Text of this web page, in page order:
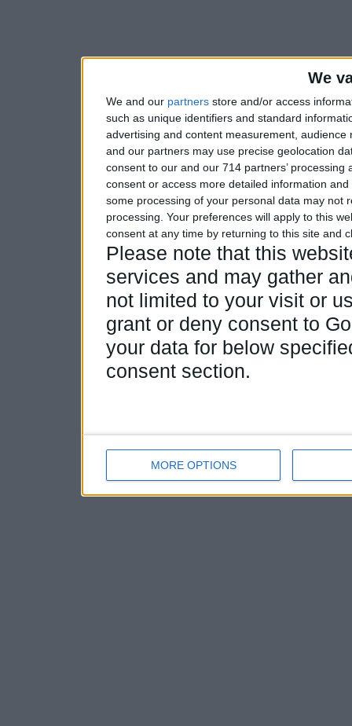
We
We and our partners store and/or access
such as unique identifiers and standard
advertising and content measurement,
and our partners may use precise geolocation
consent to our and our 714 partners’
consent or access more detailed information
some processing of your personal data may not
processing. Your preferences will apply to this
consent at any time by returning to this site and
Please note that this
services and may gather
not limited to your visit or
grant or deny consent to
your data for below
consent section.
MORE OPTIONS